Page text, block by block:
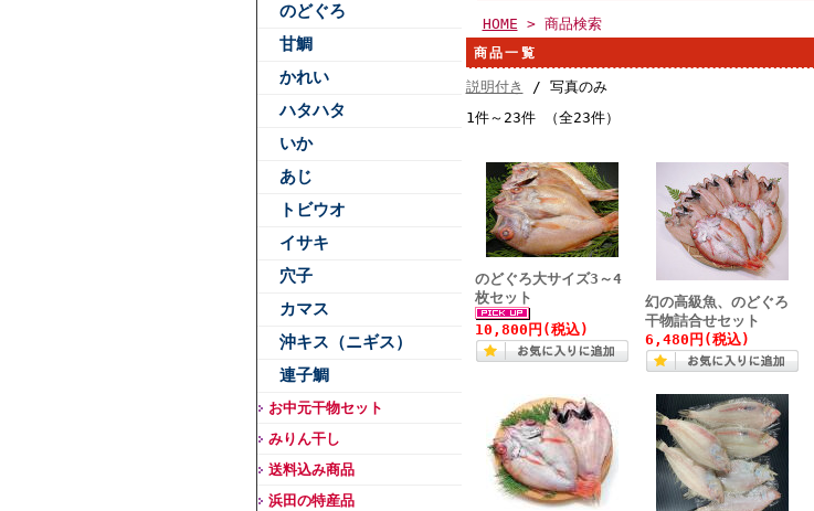
のどぐろ
甘鯛
かれい
ハタハタ
いか
あじ
トビウオ
イサキ
穴子
カマス
沖キス（ニギス）
連子鯛
お中元干物セット
みりん干し
送料込み商品
浜田の特産品
HOME > 商品検索
商品一覧
説明付き
/ 写真のみ
1件～23件 （全23件）
のどぐろ大サイズ3～4
枚セット
10,800円(税込)
幻の高級魚、のどぐろ
干物詰合せセット
6,480円(税込)